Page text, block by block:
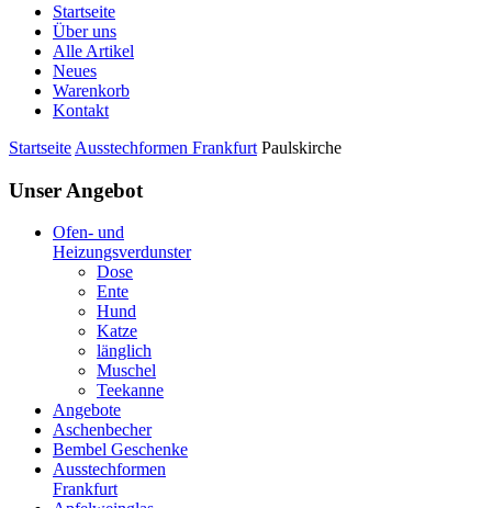
Startseite
Über uns
Alle Artikel
Neues
Warenkorb
Kontakt
Startseite Ausstechformen Frankfurt Paulskirche
Unser Angebot
Ofen- und
Heizungsverdunster
Dose
Ente
Hund
Katze
länglich
Muschel
Teekanne
Angebote
Aschenbecher
Bembel Geschenke
Ausstechformen
Frankfurt